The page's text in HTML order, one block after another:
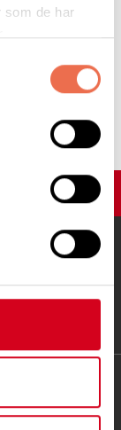
som de har
UPP